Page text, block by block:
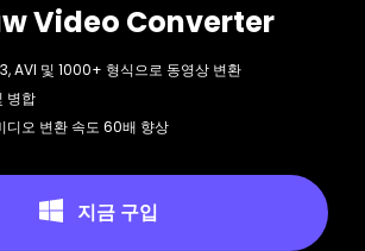
Video Converter
AVI 및 1000+ 형식으로 동영상 변환
병합
디오 변환 속도 60배 향상
지금 구입